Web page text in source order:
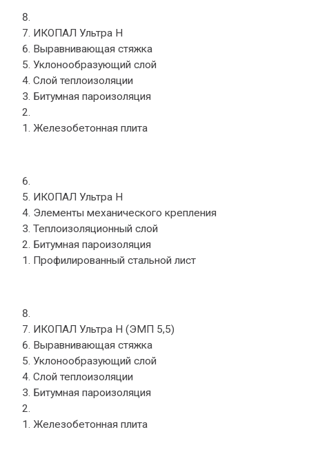
ИКОПАЛ Ультра Н
Выравнивающая стяжка
Уклонообразующий слой
Слой теплоизоляции
Битумная пароизоляция
Железобетонная плита
ИКОПАЛ Ультра Н
Элементы механического крепления
Теплоизоляционный слой
Битумная пароизоляция
Профилированный стальной лист
ИКОПАЛ Ультра Н (ЭМП 5,5)
Выравнивающая стяжка
Уклонообразующий слой
Слой теплоизоляции
Битумная пароизоляция
Железобетонная плита